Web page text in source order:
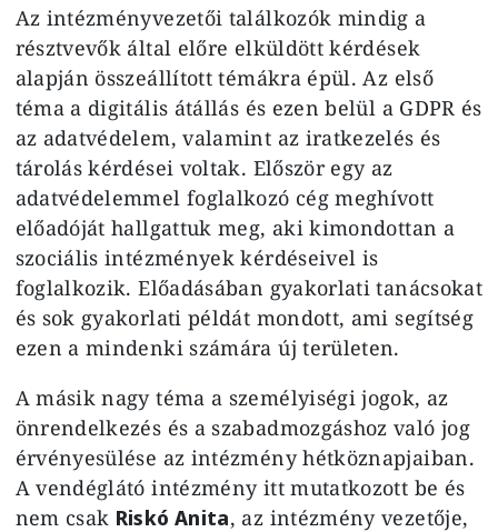
Az intézményvezetői találkozók mindig a
résztvevők által előre elküldött kérdések
alapján összeállított témákra épül. Az első
téma a digitális átállás és ezen belül a GDPR és
az adatvédelem, valamint az iratkezelés és
tárolás kérdései voltak. Először egy az
adatvédelemmel foglalkozó cég meghívott
előadóját hallgattuk meg, aki kimondottan a
szociális intézmények kérdéseivel is
foglalkozik. Előadásában gyakorlati tanácsokat
és sok gyakorlati példát mondott, ami segítség
ezen a mindenki számára új területen.
A másik nagy téma a személyiségi jogok, az
önrendelkezés és a szabadmozgáshoz való jog
érvényesülése az intézmény hétköznapjaiban.
A vendéglátó intézmény itt mutatkozott be és
nem csak Riskó Anita, az intézmény vezetője,